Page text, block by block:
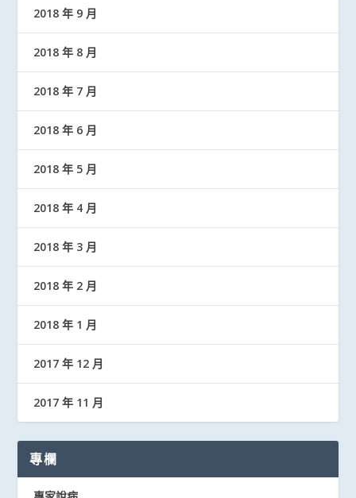
2018 年 9 月
2018 年 8 月
2018 年 7 月
2018 年 6 月
2018 年 5 月
2018 年 4 月
2018 年 3 月
2018 年 2 月
2018 年 1 月
2017 年 12 月
2017 年 11 月
專欄